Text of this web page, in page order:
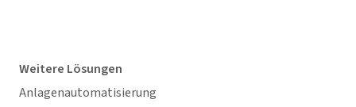
Weitere Lösungen
Anlagenautomatisierung